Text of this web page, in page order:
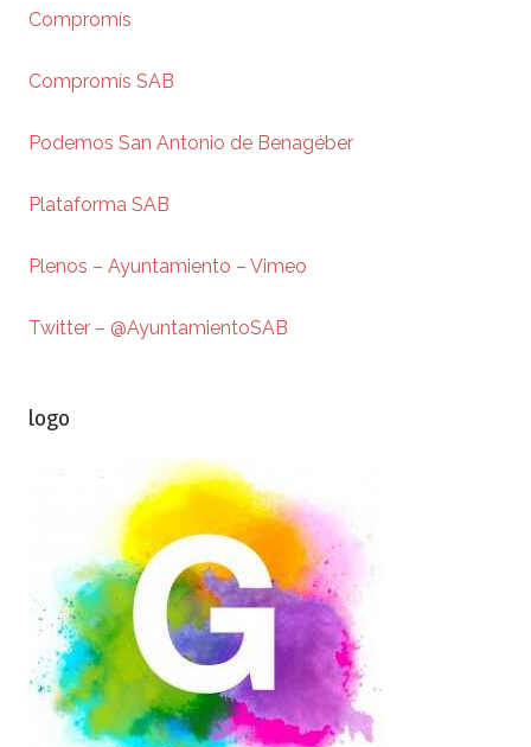
Compromís
Compromís SAB
Podemos San Antonio de Benagéber
Plataforma SAB
Plenos – Ayuntamiento – Vimeo
Twitter – @AyuntamientoSAB
logo